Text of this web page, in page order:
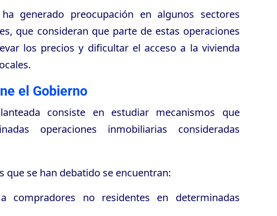
generado preocupación en algunos sectores
que consideran que parte de estas operaciones
los precios y dificultar el acceso a la vivienda
el Gobierno
consiste en estudiar mecanismos que
operaciones inmobiliarias consideradas
que se han debatido se encuentran:
a compradores no residentes en determinadas